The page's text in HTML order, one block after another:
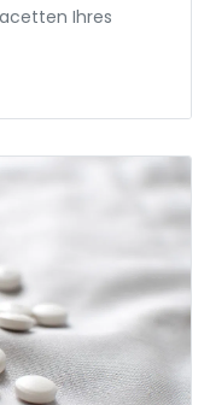
Ihres